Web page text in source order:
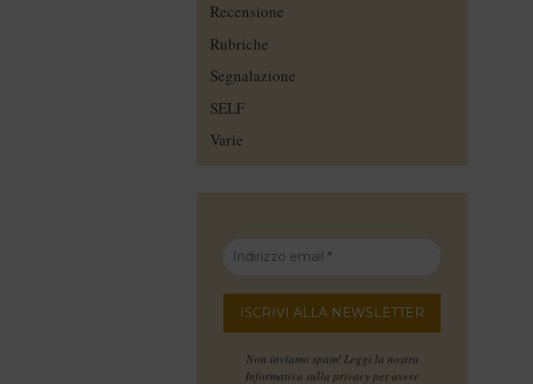
Recensione
Rubriche
Segnalazione
SELF
Varie
Non inviamo spam! Leggi la nostra
Informativa sulla privacy per avere